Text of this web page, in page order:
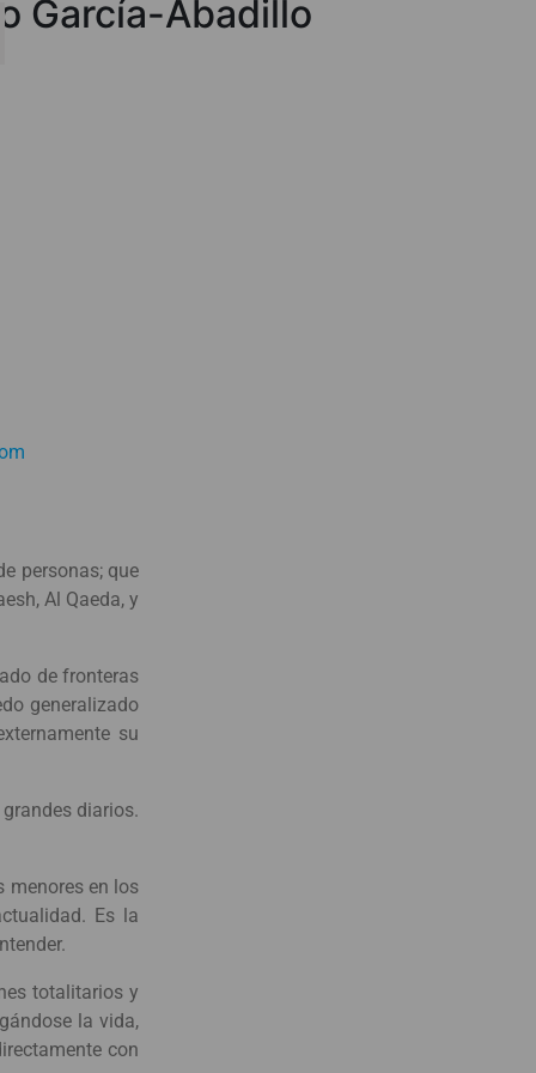
García-Abadillo
personas; que
Al Qaeda, y
de fronteras
generalizado
su
diarios.
menores en los
Es la
totalitarios y
la vida,
con